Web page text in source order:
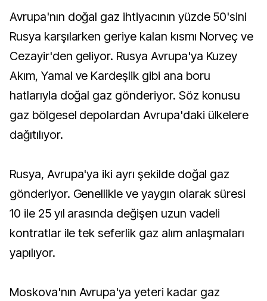
Avrupa'nın doğal gaz ihtiyacının yüzde 50'sini
Rusya karşılarken geriye kalan kısmı Norveç ve
Cezayir'den geliyor. Rusya Avrupa'ya Kuzey
Akım, Yamal ve Kardeşlik gibi ana boru
hatlarıyla doğal gaz gönderiyor. Söz konusu
gaz bölgesel depolardan Avrupa'daki ülkelere
dağıtılıyor.
Rusya, Avrupa'ya iki ayrı şekilde doğal gaz
gönderiyor. Genellikle ve yaygın olarak süresi
10 ile 25 yıl arasında değişen uzun vadeli
kontratlar ile tek seferlik gaz alım anlaşmaları
yapılıyor.
Moskova'nın Avrupa'ya yeteri kadar gaz